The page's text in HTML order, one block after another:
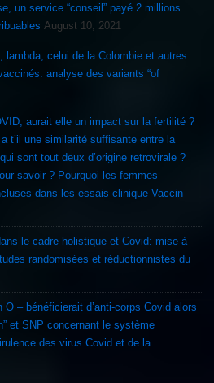
un service “conseil” payé 2 millions
August 10, 2021
lambda, celui de la Colombie et autres
analyse des variants “of
aurait elle un impact sur la fertilité ?
t’il une similarité suffisante entre la
sont tout deux d’origine retrovirale ?
savoir ? Pourquoi les femmes
dans les essais clinique Vaccin
le cadre holistique et Covid: mise à
randomisées et réductionnistes du
– bénéficierait d’anti-corps Covid alors
et SNP concernant le système
des virus Covid et de la